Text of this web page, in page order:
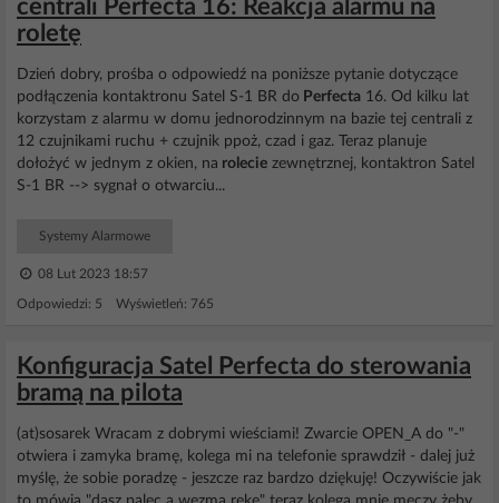
centrali Perfecta 16: Reakcja alarmu na
roletę
Dzień dobry, prośba o odpowiedź na poniższe pytanie dotyczące
podłączenia kontaktronu Satel S-1 BR do Perfecta 16. Od kilku lat
korzystam z alarmu w domu jednorodzinnym na bazie tej centrali z
12 czujnikami ruchu + czujnik ppoż, czad i gaz. Teraz planuje
dołożyć w jednym z okien, na rolecie zewnętrznej, kontaktron Satel
S-1 BR --> sygnał o otwarciu...
Systemy Alarmowe
08 Lut 2023 18:57
Odpowiedzi: 5 Wyświetleń: 765
Konfiguracja Satel Perfecta do sterowania
bramą na pilota
(at)sosarek Wracam z dobrymi wieściami! Zwarcie OPEN_A do "-"
otwiera i zamyka bramę, kolega mi na telefonie sprawdził - dalej już
myślę, że sobie poradzę - jeszcze raz bardzo dziękuję! Oczywiście jak